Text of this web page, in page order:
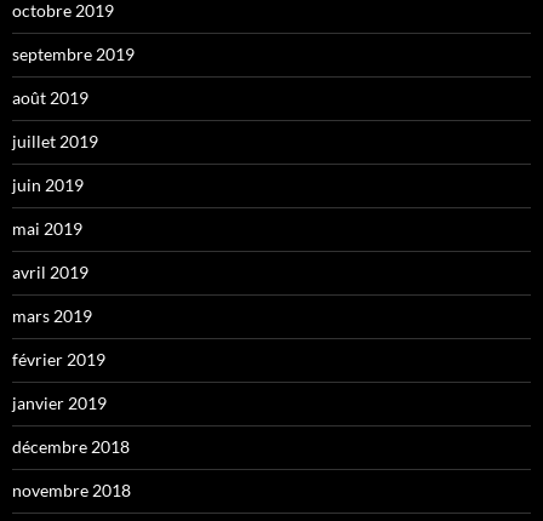
octobre 2019
septembre 2019
août 2019
juillet 2019
juin 2019
mai 2019
avril 2019
mars 2019
février 2019
janvier 2019
décembre 2018
novembre 2018